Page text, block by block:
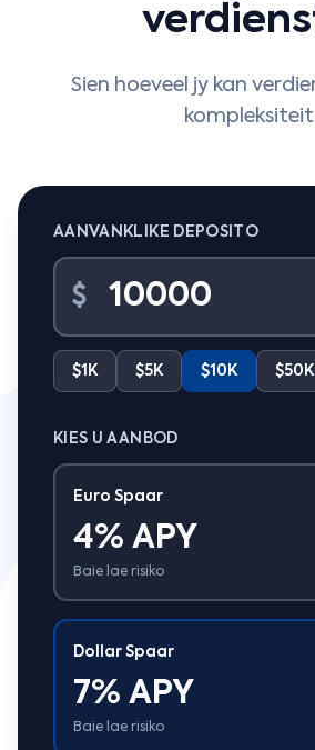
Sien hoeveel jy kan
kompleksiteit
AANVANKLIKE DEPOSITO
$
$1K $5K $10K $50K
KIES U AANBOD
Euro Spaar
4% APY
Baie lae risiko
Dollar Spaar
7% APY
Baie lae risiko